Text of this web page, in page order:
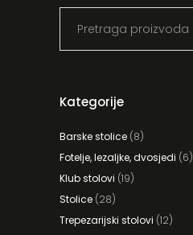
Kategorije
Barske stolice (8)
Fotelje, lezaljke, dvosjedi (6)
Klub stolovi (19)
Stolice (28)
Trepezarijski stolovi (12)